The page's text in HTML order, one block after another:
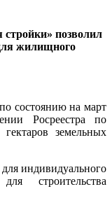
стройки» позволил
жилищного
состоянию на март
Росреестра по
земельных
индивидуального
строительства